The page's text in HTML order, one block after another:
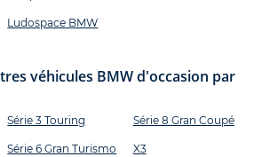
Ludospace BMW
véhicules BMW d'occasion par
Série 3 Touring
Série 6 Gran Turismo
Série 8 Gran Coupé
X3